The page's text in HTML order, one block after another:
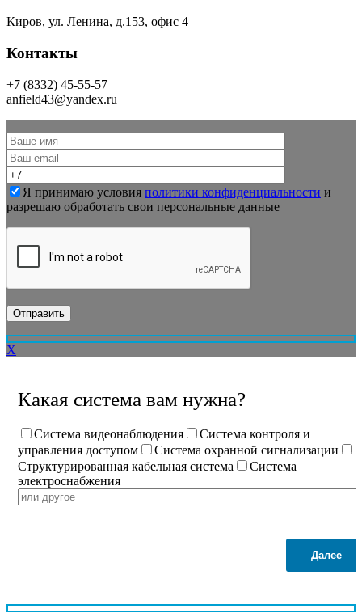
Киров, ул. Ленина, д.153, офис 4
Контакты
+7 (8332) 45-55-57
anfield43@yandex.ru
Я принимаю условия политики конфиденциальности и
разрешаю обработать свои персональные данные
X
Какая система вам нужна?
Система видеонаблюдения
Система контроля и
управления доступом
Система охранной сигнализации
Структурированная кабельная система
Система
электроснабжения
Далее